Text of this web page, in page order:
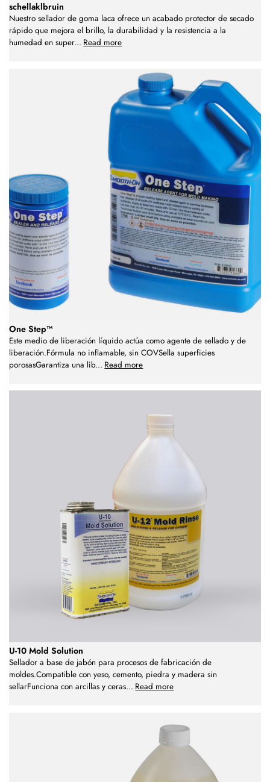
schellaklbruin
Nuestro sellador de goma laca ofrece un acabado protector de secado
rápido que mejora el brillo, la durabilidad y la resistencia a la
humedad en super... Read more
One Step™
Este medio de liberación líquido actúa como agente de sellado y de
liberación.Fórmula no inflamable, sin COVSella superficies
porosasGarantiza una lib... Read more
U-10 Mold Solution
Sellador a base de jabón para procesos de fabricación de
moldes.Compatible con yeso, cemento, piedra y madera sin
sellarFunciona con arcillas y ceras... Read more